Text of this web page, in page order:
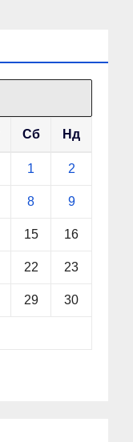
Сб Нд
1 2
8 9
15 16
22 23
29 30